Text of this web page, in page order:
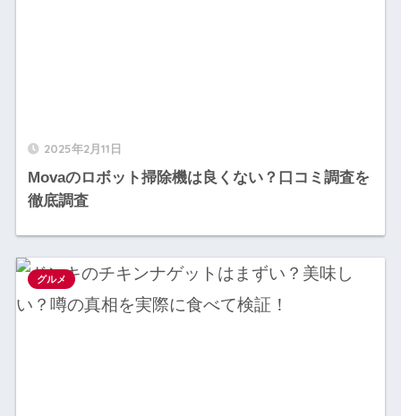
2025年2月11日
Movaのロボット掃除機は良くない？口コミ調査を
徹底調査
グルメ